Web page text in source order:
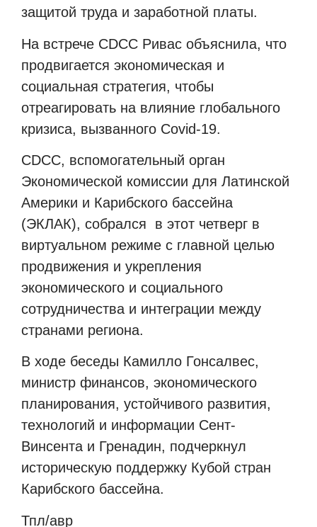
защитой труда и заработной платы.
На встрече CDCC Ривас объяснила, что
продвигается экономическая и
социальная стратегия, чтобы
отреагировать на влияние глобального
кризиса, вызванного Covid-19.
CDCC, вспомогательный орган
Экономической комиссии для Латинской
Америки и Карибского бассейна
(ЭКЛАК), собрался
в этот четверг в
виртуальном режиме с главной целью
продвижения и укрепления
экономического и социального
сотрудничества и интеграции между
странами региона.
В ходе беседы Камилло Гонсалвес,
министр финансов, экономического
планирования, устойчивого развития,
технологий и информации Сент-
Винсента и Гренадин, подчеркнул
историческую поддержку Кубой стран
Карибского бассейна.
Тпл/авр